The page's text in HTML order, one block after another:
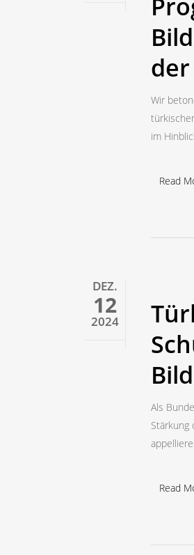
Wir
im
Read
DEZ.
12
2024
Als
Stärkung
Read